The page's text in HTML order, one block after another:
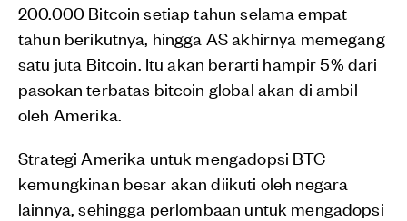
200.000 Bitcoin setiap tahun selama empat
tahun berikutnya, hingga AS akhirnya memegang
satu juta Bitcoin. Itu akan berarti hampir 5% dari
pasokan terbatas bitcoin global akan di ambil
oleh Amerika.
Strategi Amerika untuk mengadopsi BTC
kemungkinan besar akan diikuti oleh negara
lainnya, sehingga perlombaan untuk mengadopsi